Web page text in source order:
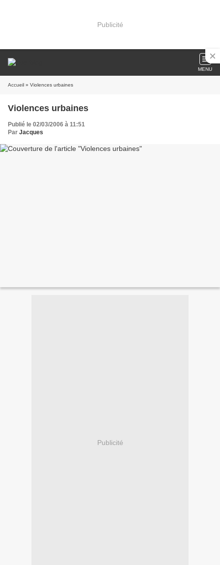
Publicité
MENU
Accueil » Violences urbaines
Violences urbaines
Publié le 02/03/2006 à 11:51
Par Jacques
Publicité